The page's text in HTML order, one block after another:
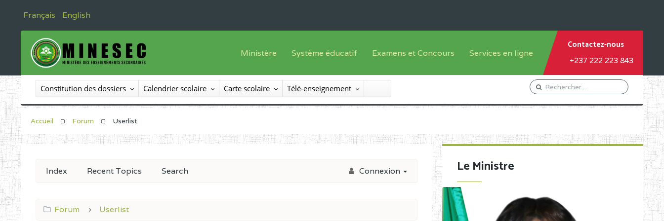
Français English
Ministère
Le Ministre
Le SEESEN
Inspection Générale des Enseignements
Système éducatif
Offre de formation
Sous système francophone
Progammes d'études
Examens et Concours
Inscriptions
Liste des candidats
Diplômes disponibles
Services en ligne
Orientation Conseil
Gestion du Personnel
Demande de subvention
Contactez-nous
+237 222 223 843
Constitution des dossiers Calendrier scolaire Carte scolaire Télé-enseignement
Accueil Forum Userlist
Index Recent Topics Search Connexion
Forum Userlist
Le Ministre